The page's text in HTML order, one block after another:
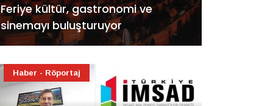
Feriye kültür, gastronomi ve
sinemayı buluşturuyor
Haber - Röportaj